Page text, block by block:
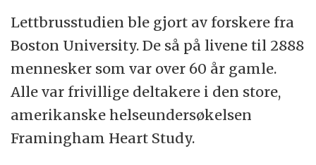
Lettbrusstudien ble gjort av forskere fra
Boston University. De så på livene til 2888
mennesker som var over 60 år gamle.
Alle var frivillige deltakere i den store,
amerikanske helseundersøkelsen
Framingham Heart Study.